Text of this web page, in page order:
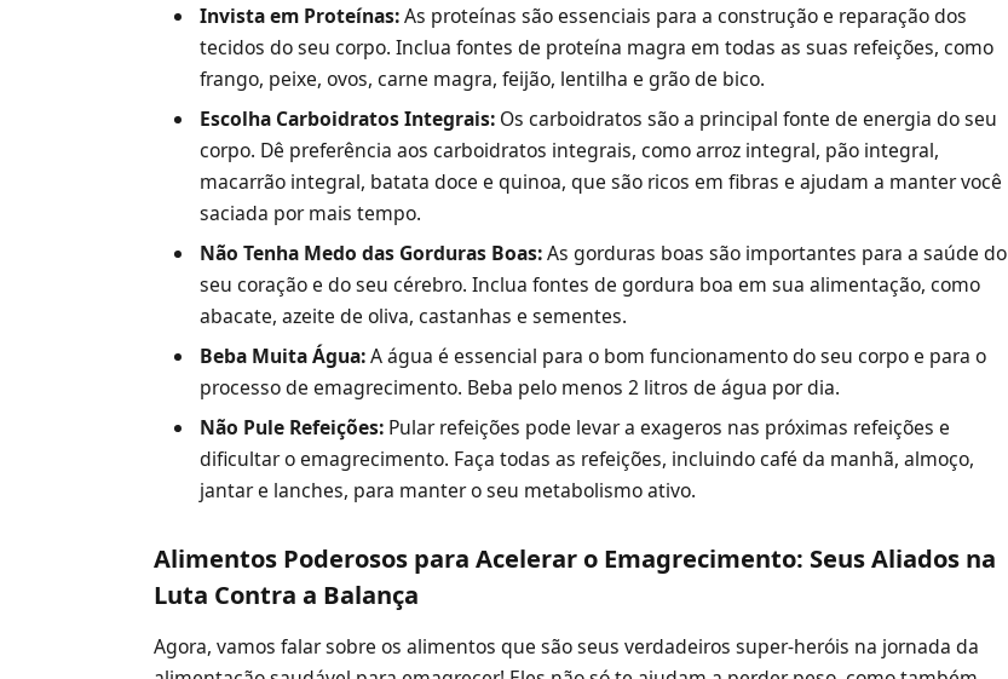
Invista em Proteínas:As proteínas são essenciais para a construção e reparação dos
tecidos do seu corpo. Inclua fontes de proteína magra em todas as suas refeições, como
frango, peixe, ovos, carne magra, feijão, lentilha e grão de bico.
Escolha Carboidratos Integrais: Os carboidratos são a principal fonte de energia do seu
corpo. Dê preferência aos carboidratos integrais, como arroz integral, pão integral,
macarrão integral, batata doce e quinoa, que são ricos em fibras e ajudam a manter você
saciada por mais tempo.
Não Tenha Medo das Gorduras Boas:As gorduras boas são importantes para a saúde do
seu coração e do seu cérebro. Inclua fontes de gordura boa em sua alimentação, como
abacate, azeite de oliva, castanhas e sementes.
Beba Muita Água:A água é essencial para o bom funcionamento do seu corpo e para o
processo de emagrecimento. Beba pelo menos 2 litros de água por dia.
Não Pule Refeições: Pular refeições pode levar a exageros nas próximas refeições e
dificultar o emagrecimento. Faça todas as refeições, incluindo café da manhã, almoço,
jantar e lanches, para manter o seu metabolismo ativo.
Alimentos Poderosos para Acelerar o Emagrecimento: Seus Aliados na
Luta Contra a Balança
Agora, vamos falar sobre os alimentos que são seus verdadeiros super-heróis na jornada da